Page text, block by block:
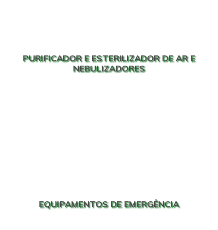
PURIFICADOR E ESTERILIZADOR DE AR E
NEBULIZADORES
EQUIPAMENTOS DE EMERGÊNCIA